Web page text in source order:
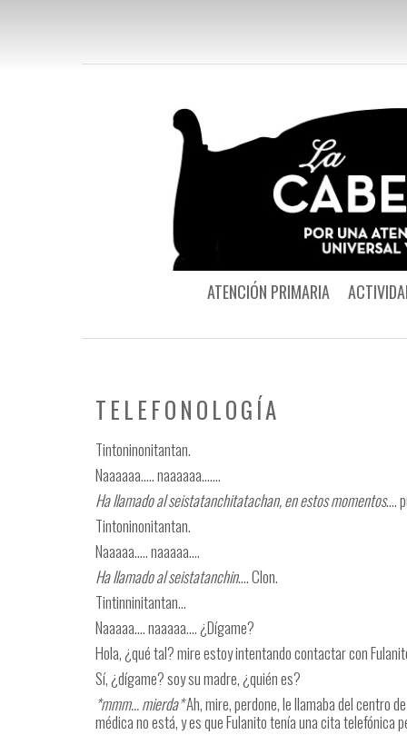
ATENCIÓN PRIMARIA
TELEFONOLOGÍA
Tintoninonitantan.
Naaaaaa….. naaaaaa…….
Ha llamado al seistatanchitatachan, en estos momentos….
Tintoninonitantan.
Naaaaa….. naaaaa….
Ha llamado al seistatanchin…. Clon.
Tintinninitantan…
Naaaaa…. naaaaa…. ¿Dígame?
Hola, ¿qué tal? mire estoy intentando contactar con
Sí, ¿dígame? soy su madre, ¿quién es?
*mmm… mierda*Ah, mire, perdone, le llamaba del centro
médica no está, y es que Fulanito tenía una cita